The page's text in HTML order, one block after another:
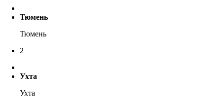
Тюмень
Тюмень
2
Ухта
Ухта